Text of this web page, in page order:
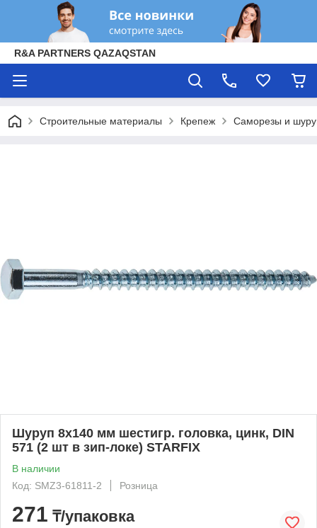
R&A PARTNERS QAZAQSTAN
Строительные материалы Крепеж Саморезы и
Шуруп 8х140 мм шестигр. головка, цинк, DIN
571 (2 шт в зип-локе) STARFIX
В наличии
Код: SMZ3-61811-2
Розница
271 ₸/упаковка